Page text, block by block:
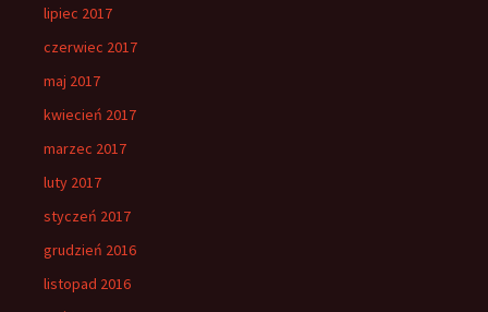
lipiec 2017
czerwiec 2017
maj 2017
kwiecień 2017
marzec 2017
luty 2017
styczeń 2017
grudzień 2016
listopad 2016